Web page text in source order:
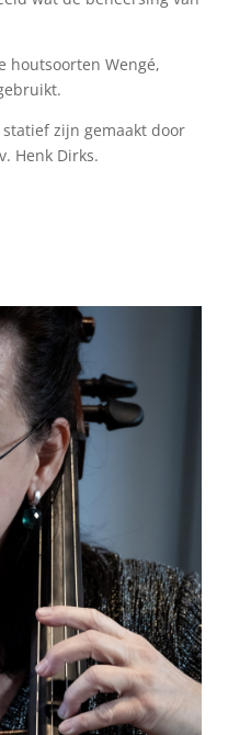
houtsoorten Wengé,
zijn gemaakt door
Henk Dirks.